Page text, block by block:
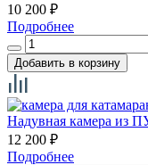
10 200 ₽
Подробнее
Hадувная камера из
12 200 ₽
Подробнее